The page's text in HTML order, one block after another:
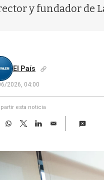
y fundador de
El País
2026, 04:00
esta noticia
W
t
T
w
t
L
k
e
d
E
i